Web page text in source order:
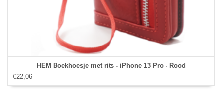
HEM Boekhoesje met rits - iPhone 13 Pro - Rood
€22,06